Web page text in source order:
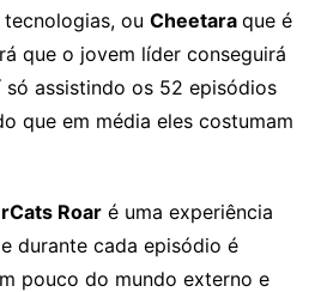
ou Cheetara que é
que o jovem líder conseguirá
só assistindo os 52 episódios
que em média eles costumam
Roaré uma experiência
durante cada episódio é
pouco do mundo externo e